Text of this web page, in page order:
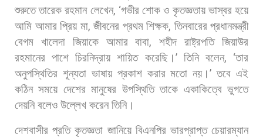
শুরুতে তারেক রহমান লেখেন, ‘গভীর শোক ও কৃতজ্ঞতায় ভাস্বর হয়ে
আমি আমার প্রিয় মা, জীবনের প্রথম শিক্ষক, তিনবারের প্রধানমন্ত্রী
বেগম
খালেদা জিয়াকে আমার বাবা,শহীদ রাষ্ট্রপতি
জিয়াউর
রহমানের পাশে চিরনিদ্রায় শায়িত করেছি।’ তিনি বলেন, ‘তার
অনুপস্থিতির শূন্যতা ভাষায় প্রকাশ করার মতো নয়।’তবে এই
কঠিন সময়ে দেশের মানুষের উপস্থিতি তাকে একাকিত্বে ভুগতে
দেয়নি বলেও উল্লেখ করেন তিনি।
দেশবাসীর প্রতি কৃতজ্ঞতা জানিয়ে বিএনপির ভারপ্রাপ্ত চেয়ারম্যান